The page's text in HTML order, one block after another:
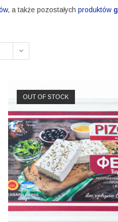
, a także pozostałych produktów
OUT OF STOCK